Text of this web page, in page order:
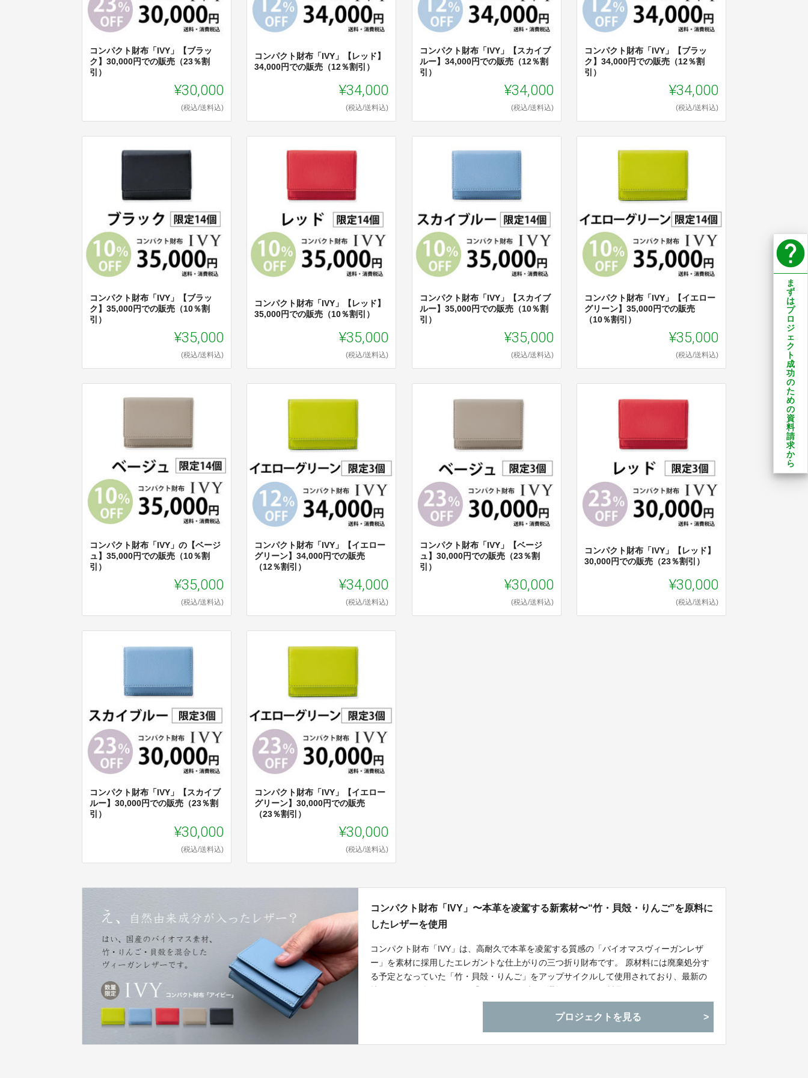
コンパクト財布「IVY」【ブラッ
ク】30,000円での販売（23％割
引）
¥30,000
(税込/送料込)
コンパクト財布「IVY」【レッド】
34,000円での販売（12％割引）
¥34,000
(税込/送料込)
コンパクト財布「IVY」【スカイブ
ルー】34,000円での販売（12％割
引）
¥34,000
(税込/送料込)
コンパクト財布「IVY」【ブラッ
ク】34,000円での販売（12％割
引）
¥34,000
(税込/送料込)
コンパクト財布「IVY」【ブラッ
ク】35,000円での販売（10％割
引）
¥35,000
(税込/送料込)
コンパクト財布「IVY」【レッド】
35,000円での販売（10％割引）
¥35,000
(税込/送料込)
コンパクト財布「IVY」【スカイブ
ルー】35,000円での販売（10％割
引）
¥35,000
(税込/送料込)
コンパクト財布「IVY」【イエロー
グリーン】35,000円での販売
（10％割引）
¥35,000
(税込/送料込)
コンパクト財布「IVY」の【ベージ
ュ】35,000円での販売（10％割
引）
¥35,000
(税込/送料込)
コンパクト財布「IVY」【イエロー
グリーン】34,000円での販売
（12％割引）
¥34,000
(税込/送料込)
コンパクト財布「IVY」【ベージ
ュ】30,000円での販売（23％割
引）
¥30,000
(税込/送料込)
コンパクト財布「IVY」【レッド】
30,000円での販売（23％割引）
¥30,000
(税込/送料込)
コンパクト財布「IVY」【スカイブ
ルー】30,000円での販売（23％割
引）
¥30,000
(税込/送料込)
コンパクト財布「IVY」【イエロー
グリーン】30,000円での販売
（23％割引）
¥30,000
(税込/送料込)
コンパクト財布「IVY」〜本革を凌駕する新素材〜“竹・貝殻・りんご”を原料に
したレザーを使用
コンパクト財布「IVY」は、高耐久で本革を凌駕する質感の「バイオマスヴィーガンレザ
ー」を素材に採用したエレガントな仕上がりの三つ折り財布です。 原材料には廃棄処分す
る予定となっていた「竹・貝殻・りんご」をアップサイクルして使用されており、最新の
プロジェクトを見る
help
ま
ず
は
プ
ロ
ジ
ェ
ク
ト
成
功
の
た
め
の
資
料
請
求
か
ら